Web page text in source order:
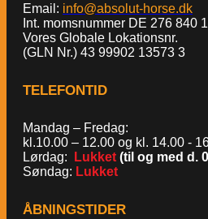
Email: info@absolut-horse.dk
Int. momsnummer DE 276 840
Vores Globale Lokationsnr.
(GLN Nr.) 43 99902 13573 3
TELEFONTID
Mandag – Fredag:
kl.10.00 – 12.00 og kl. 14.00 -
Lørdag:
Lukket (til og med d.
Søndag: Lukket
ÅBNINGSTIDER